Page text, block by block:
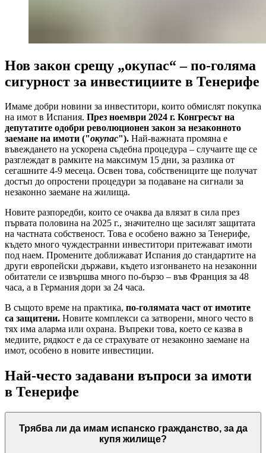
Нов закон срещу „окупас“ – по-голяма
сигурност за инвестициите в Тенерифе
Имаме добри новини за инвеститори, които обмислят покупка
на имот в Испания. През ноември 2024 г. Конгресът на
депутатите одобри революционен закон за незаконното
заемане на имоти ("окупас"). Най-важната промяна е
въвеждането на ускорена съдебна процедура – случаите ще се
разглеждат в рамките на максимум 15 дни, за разлика от
сегашните 4-9 месеца. Освен това, собствениците ще получат
достъп до опростени процедури за подаване на сигнали за
незаконно заемане на жилища.
Новите разпоредби, които се очаква да влязат в сила през
първата половина на 2025 г., значително ще засилят защитата
на частната собственост. Това е особено важно за Тенерифе,
където много чуждестранни инвеститори притежават имоти
под наем. Промените доближават Испания до стандартите на
други европейски държави, където изгонването на незаконни
обитатели се извършва много по-бързо – във Франция за 48
часа, а в Германия дори за 24 часа.
В същото време на практика, по-голямата част от имотите
са защитени. Новите комплекси са затворени, много често в
тях има аларма или охрана. Въпреки това, което се казва в
медиите, рядкост е да се страхувате от незаконно заемане на
имот, особено в новите инвестиции.
Най-често задавани въпроси за имоти
в Тенерифе
Трябва ли да имам испанско гражданство, за да
купя жилище?